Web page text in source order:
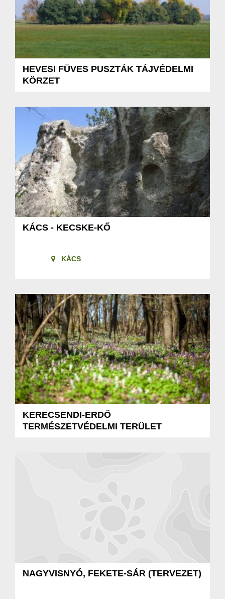
HEVESI FÜVES PUSZTÁK TÁJVÉDELMI
KÖRZET
KÁCS - KECSKE-KŐ
KÁCS
KERECSENDI-ERDŐ
TERMÉSZETVÉDELMI TERÜLET
NAGYVISNYÓ, FEKETE-SÁR (TERVEZET)